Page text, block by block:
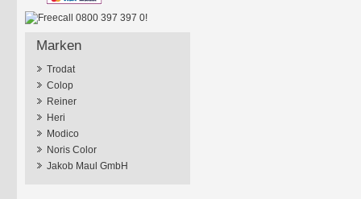
Marken
Trodat
Colop
Reiner
Heri
Modico
Noris Color
Jakob Maul GmbH